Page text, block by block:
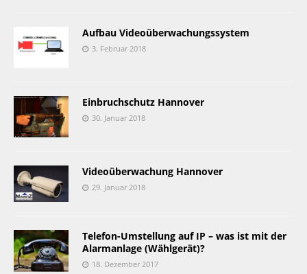
Aufbau Videoüberwachungssystem
3. Februar 2018
Einbruchschutz Hannover
30. Januar 2018
Videoüberwachung Hannover
29. Januar 2018
Telefon-Umstellung auf IP – was ist mit der
Alarmanlage (Wählgerät)?
18. Dezember 2017